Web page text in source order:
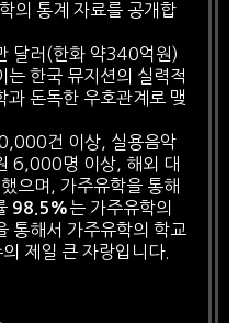
의 통계 자료를 공개합
달러(한화 약340억원)
는 한국 뮤지션의 실력적
과 돈독한 우호관계로 맺
건 이상, 실용음악
6,000명 이상, 해외 대
으며, 가주유학을 통해
98.5% 는 가주유학의
통해서 가주유학의 학교
제일 큰 자랑입니다.